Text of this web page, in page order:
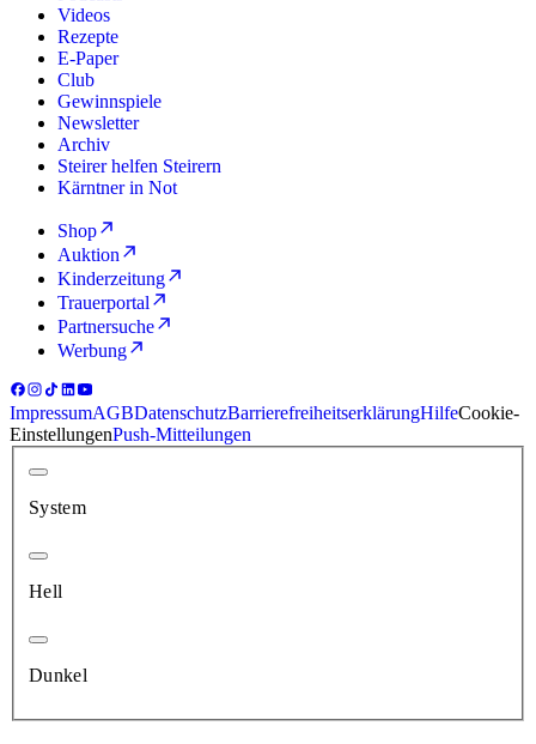
Videos
Rezepte
E-Paper
Club
Gewinnspiele
Newsletter
Archiv
Steirer helfen Steirern
Kärntner in Not
Shop
Auktion
Kinderzeitung
Trauerportal
Partnersuche
Werbung
ImpressumAGBDatenschutzBarrierefreiheitserklärungHilfeCookie-
EinstellungenPush-Mitteilungen
System
Hell
Dunkel